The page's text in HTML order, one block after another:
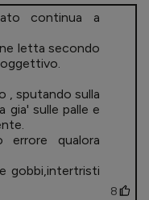
continua a
letta secondo
, sputando sulla
gia' sulle palle e
qualora
gobbi,intertristi
8